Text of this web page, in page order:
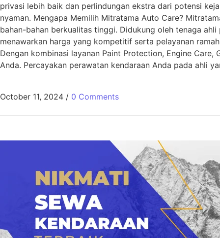
privasi lebih baik dan perlindungan ekstra dari potensi
nyaman. Mengapa Memilih Mitratama Auto Care?
bahan-bahan berkualitas tinggi. Didukung oleh tenaga
menawarkan harga yang kompetitif serta pelayanan
Dengan kombinasi layanan Paint Protection, Engine
Anda. Percayakan perawatan kendaraan Anda pada ahli
October 11, 2024 / 0 Comments